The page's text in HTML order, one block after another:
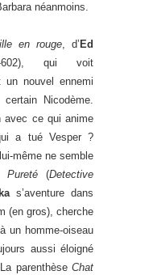
néanmoins.
en rouge, d’ Ed
qui voit
un nouvel ennemi
Nicodème.
avec ce qui anime
a tué Vesper ?
même ne semble
Pureté(Detective
s’aventure dans
(en gros), cherche
un homme-oiseau
aussi éloigné
parenthèse Chat